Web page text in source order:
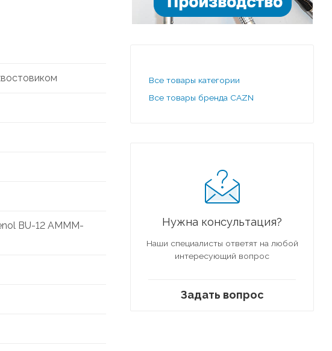
BU-12 AMMM-
Все товары категории
Все товары бренда CAZN
Нужна консультация?
Наши специалисты ответят на любой
интересующий вопрос
Задать вопрос